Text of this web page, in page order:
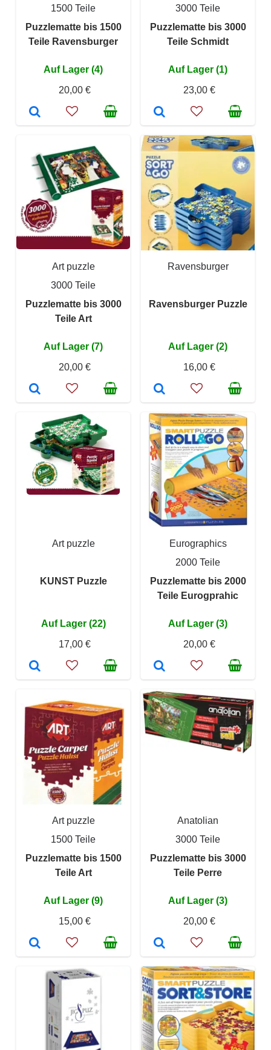
1500 Teile
Puzzlematte bis 1500
Teile Ravensburger
Auf Lager (4)
20,00 €
3000 Teile
Puzzlematte bis 3000
Teile Schmidt
Auf Lager (1)
23,00 €
Art puzzle
3000 Teile
Puzzlematte bis 3000
Teile Art
Auf Lager (7)
20,00 €
Ravensburger
Ravensburger Puzzle
Auf Lager (2)
16,00 €
Art puzzle
KUNST Puzzle
Auf Lager (22)
17,00 €
Eurographics
2000 Teile
Puzzlematte bis 2000
Teile Eurogprahic
Auf Lager (3)
20,00 €
Art puzzle
1500 Teile
Puzzlematte bis 1500
Teile Art
Auf Lager (9)
15,00 €
Anatolian
3000 Teile
Puzzlematte bis 3000
Teile Perre
Auf Lager (3)
20,00 €